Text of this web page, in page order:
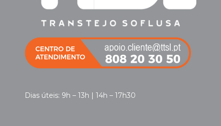
Dias úteis: 9h – 13h | 14h – 17h30